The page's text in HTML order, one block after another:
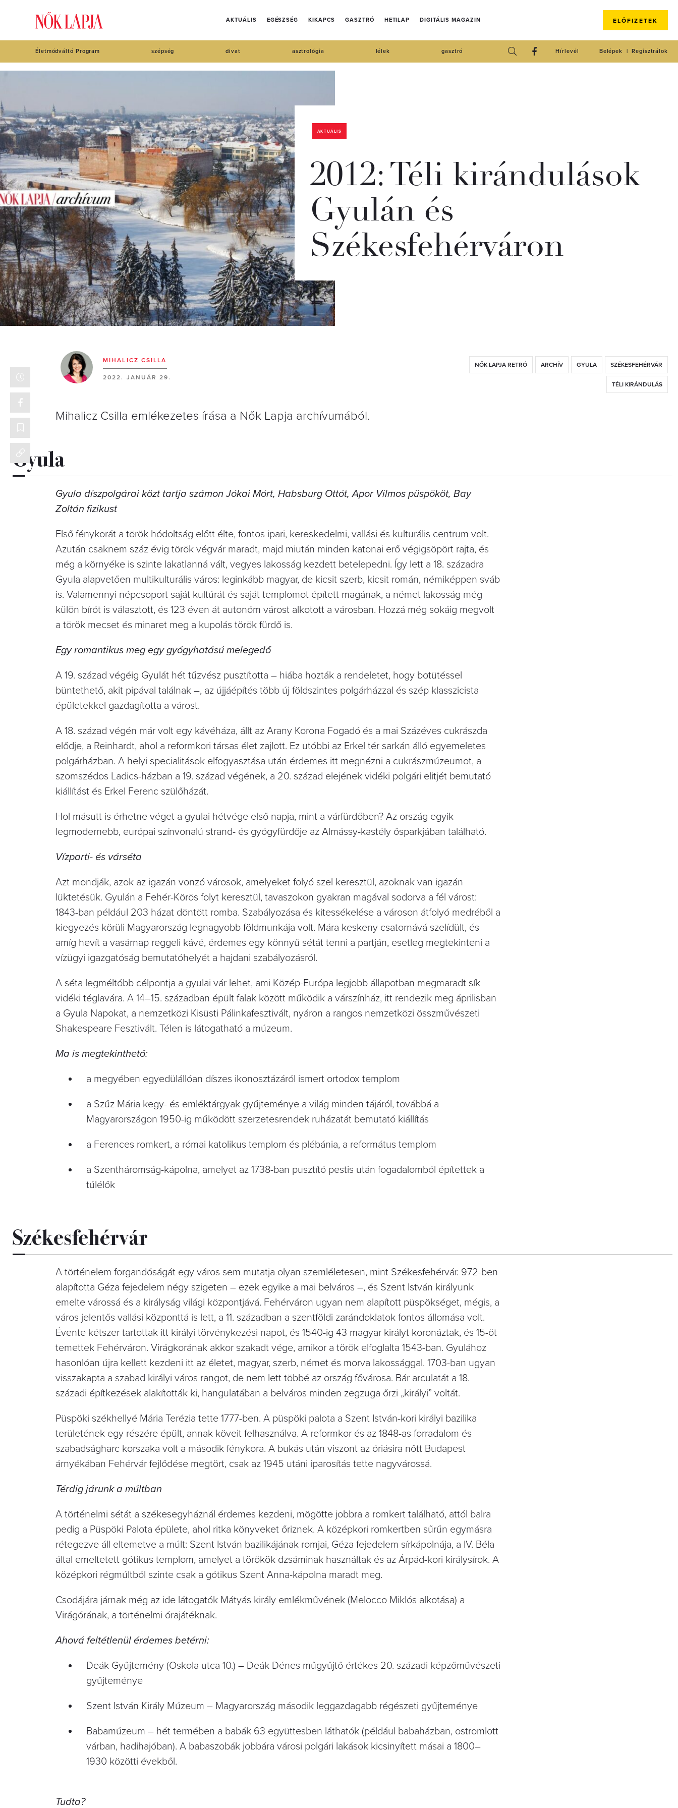
AKTUÁLIS EGÉSZSÉG KIKAPCS GASZTRÓ HETILAP DIGITÁLIS MAGAZIN ELŐFIZETEK
Életmódváltó Program szépség divat asztrológia lélek gasztró Regisztrálok
Belépek
Hírlevél
AKTUÁLIS
2012: Téli kirándulások
Gyulán és
Székesfehérváron
MIHALICZ CSILLA
2022. JANUÁR 29.
NŐK LAPJA RETRÓ ARCHÍV GYULA SZÉKESFEHÉRVÁR
TÉLI KIRÁNDULÁS
Mihalicz Csilla emlékezetes írása a Nők Lapja archívumából.
Gyula
Gyula díszpolgárai közt tartja számon Jókai Mórt, Habsburg Ottót, Apor Vilmos püspököt, Bay
Zoltán fizikust
Első fénykorát a török hódoltság előtt élte, fontos ipari, kereskedelmi, vallási és kulturális centrum volt.
Azután csaknem száz évig török végvár maradt, majd miután minden katonai erő végigsöpört rajta, és
még a környéke is szinte lakatlanná vált, vegyes lakosság kezdett betelepedni. Így lett a 18. századra
Gyula alapvetően multikulturális város: leginkább magyar, de kicsit szerb, kicsit román, némiképpen sváb
is. Valamennyi népcsoport saját kultúrát és saját templomot épített magának, a német lakosság még
külön bírót is választott, és 123 éven át autonóm várost alkotott a városban. Hozzá még sokáig megvolt
a török mecset és minaret meg a kupolás török fürdő is.
Egy romantikus meg egy gyógyhatású melegedő
A 19. század végéig Gyulát hét tűzvész pusztította – hiába hozták a rendeletet, hogy botütéssel
büntethető, akit pipával találnak –, az újjáépítés több új földszintes polgárházzal és szép klasszicista
épületekkel gazdagította a várost.
A 18. század végén már volt egy kávéháza, állt az Arany Korona Fogadó és a mai Százéves cukrászda
elődje, a Reinhardt, ahol a reformkori társas élet zajlott. Ez utóbbi az Erkel tér sarkán álló egyemeletes
polgárházban. A helyi specialitások elfogyasztása után érdemes itt megnézni a cukrászmúzeumot, a
szomszédos Ladics-házban a 19. század végének, a 20. század elejének vidéki polgári elitjét bemutató
kiállítást és Erkel Ferenc szülőházát.
Hol másutt is érhetne véget a gyulai hétvége első napja, mint a várfürdőben? Az ország egyik
legmodernebb, európai színvonalú strand- és gyógyfürdője az Almássy-kastély ősparkjában található.
Vízparti- és várséta
Azt mondják, azok az igazán vonzó városok, amelyeket folyó szel keresztül, azoknak van igazán
lüktetésük. Gyulán a Fehér-Körös folyt keresztül, tavaszokon gyakran magával sodorva a fél várost:
1843-ban például 203 házat döntött romba. Szabályozása és kitessékelése a városon átfolyó medréből a
kiegyezés körüli Magyarország legnagyobb földmunkája volt. Mára keskeny csatornává szelídült, és
amíg hevít a vasárnap reggeli kávé, érdemes egy könnyű sétát tenni a partján, esetleg megtekinteni a
vízügyi igazgatóság bemutatóhelyét a hajdani szabályozásról.
A séta legméltóbb célpontja a gyulai vár lehet, ami Közép-Európa legjobb állapotban megmaradt sík
vidéki téglavára. A 14–15. században épült falak között működik a várszínház, itt rendezik meg áprilisban
a Gyula Napokat, a nemzetközi Kisüsti Pálinkafesztivált, nyáron a rangos nemzetközi összművészeti
Shakespeare Fesztivált. Télen is látogatható a múzeum.
Ma is megtekinthető:
a megyében egyedülállóan díszes ikonosztázáról ismert ortodox templom
a Szűz Mária kegy- és emléktárgyak gyűjteménye a világ minden tájáról, továbbá a
Magyarországon 1950-ig működött szerzetesrendek ruházatát bemutató kiállítás
a Ferences romkert, a római katolikus templom és plébánia, a református templom
a Szentháromság-kápolna, amelyet az 1738-ban pusztító pestis után fogadalomból építettek a
túlélők
Székesfehérvár
A történelem forgandóságát egy város sem mutatja olyan szemléletesen, mint Székesfehérvár. 972-ben
alapította Géza fejedelem négy szigeten – ezek egyike a mai belváros –, és Szent István királyunk
emelte várossá és a királyság világi központjává. Fehérváron ugyan nem alapított püspökséget, mégis, a
város jelentős vallási központtá is lett, a 11. században a szentföldi zarándoklatok fontos állomása volt.
Évente kétszer tartottak itt királyi törvénykezési napot, és 1540-ig 43 magyar királyt koronáztak, és 15-öt
temettek Fehérváron. Virágkorának akkor szakadt vége, amikor a török elfoglalta 1543-ban. Gyulához
hasonlóan újra kellett kezdeni itt az életet, magyar, szerb, német és morva lakossággal. 1703-ban ugyan
visszakapta a szabad királyi város rangot, de nem lett többé az ország fővárosa. Bár arculatát a 18.
századi építkezések alakították ki, hangulatában a belváros minden zegzuga őrzi „királyi” voltát.
Püspöki székhellyé Mária Terézia tette 1777-ben. A püspöki palota a Szent István-kori királyi bazilika
területének egy részére épült, annak köveit felhasználva. A reformkor és az 1848-as forradalom és
szabadságharc korszaka volt a második fénykora. A bukás után viszont az óriásira nőtt Budapest
árnyékában Fehérvár fejlődése megtört, csak az 1945 utáni iparosítás tette nagyvárossá.
Térdig járunk a múltban
A történelmi sétát a székesegyháznál érdemes kezdeni, mögötte jobbra a romkert található, attól balra
pedig a Püspöki Palota épülete, ahol ritka könyveket őriznek. A középkori romkertben sűrűn egymásra
rétegezve áll eltemetve a múlt: Szent István bazilikájának romjai, Géza fejedelem sírkápolnája, a IV. Béla
által emeltetett gótikus templom, amelyet a törökök dzsáminak használtak és az Árpád-kori királysírok. A
középkori régmúltból szinte csak a gótikus Szent Anna-kápolna maradt meg.
Csodájára járnak még az ide látogatók Mátyás király emlékművének (Melocco Miklós alkotása) a
Virágórának, a történelmi órajátéknak.
Ahová feltétlenül érdemes betérni:
Deák Gyűjtemény (Oskola utca 10.) – Deák Dénes műgyűjtő értékes 20. századi képzőművészeti
gyűjteménye
Szent István Király Múzeum – Magyarország második leggazdagabb régészeti gyűjteménye
Babamúzeum – hét termében a babák 63 együttesben láthatók (például babaházban, ostromlott
várban, hadihajóban). A babaszobák jobbára városi polgári lakások kicsinyített másai a 1800–
1930 közötti évekből.
Tudta?